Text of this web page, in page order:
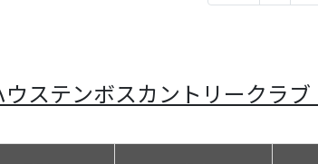
ウステンボスカントリークラブ